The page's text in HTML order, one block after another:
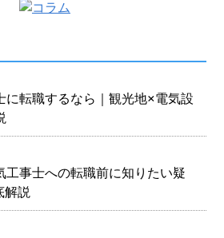
に転職するなら｜観光地×電気設
工事士への転職前に知りたい疑
解説